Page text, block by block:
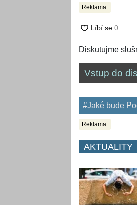
Reklama:
Diskutujme
Vstup do
#Jaké bude
Reklama:
AKTUALITY